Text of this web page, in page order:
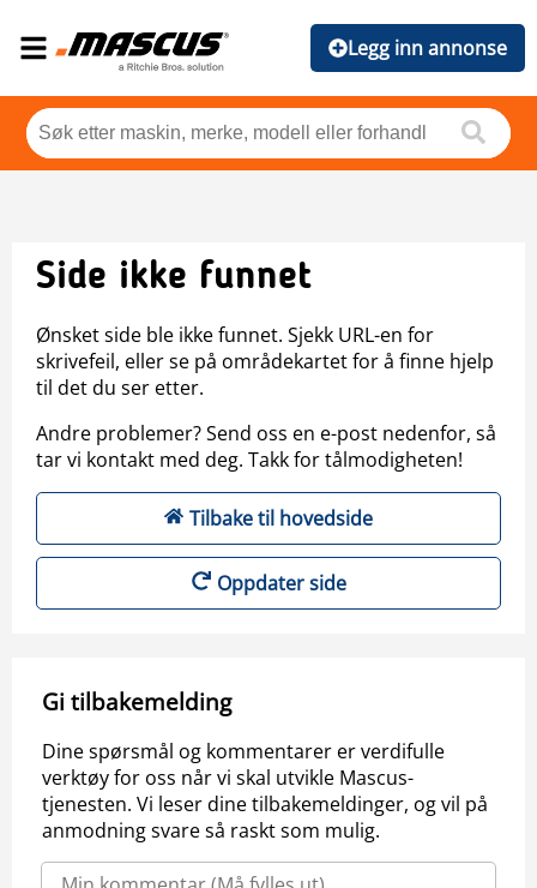
Legg inn annonse
Side ikke funnet
Ønsket side ble ikke funnet. Sjekk URL-en for
skrivefeil, eller se på områdekartet for å finne hjelp
til det du ser etter.
Andre problemer? Send oss en e-post nedenfor, så
tar vi kontakt med deg. Takk for tålmodigheten!
Tilbake til hovedside
Oppdater side
Gi tilbakemelding
Dine spørsmål og kommentarer er verdifulle
verktøy for oss når vi skal utvikle Mascus-
tjenesten. Vi leser dine tilbakemeldinger, og vil på
anmodning svare så raskt som mulig.